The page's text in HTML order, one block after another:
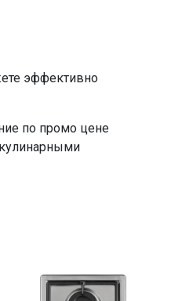
эффективно
по промо цене